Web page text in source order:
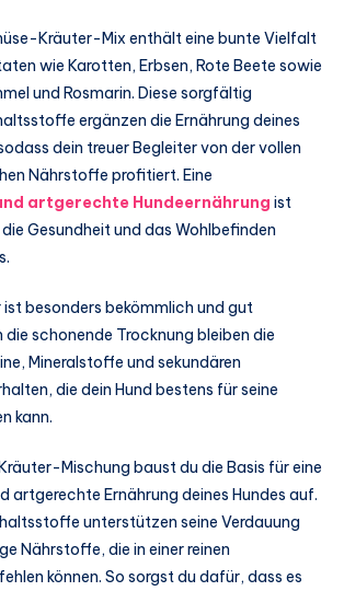
Kräuter-Mix enthält eine bunte Vielfalt
wie Karotten, Erbsen, Rote Beete sowie
und Rosmarin. Diese sorgfältig
ergänzen die Ernährung deines
dein treuer Begleiter von der vollen
Nährstoffe profitiert. Eine
artgerechte Hundeernährung ist
Gesundheit und das Wohlbefinden
besonders bekömmlich und gut
schonende Trocknung bleiben die
Mineralstoffe und sekundären
die dein Hund bestens für seine
kann.
Mischung baust du die Basis für eine
artgerechte Ernährung deines Hundes auf.
unterstützen seine Verdauung
Nährstoffe, die in einer reinen
können. So sorgst du dafür, dass es